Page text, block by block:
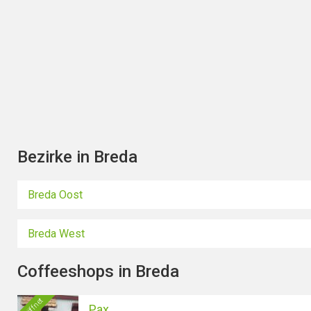
Bezirke in Breda
Breda Oost
Breda West
Coffeeshops in Breda